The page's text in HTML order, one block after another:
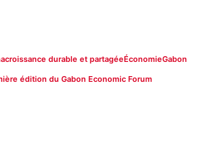
croissance durable et partagéeÉconomieGabon
édition du Gabon Economic Forum